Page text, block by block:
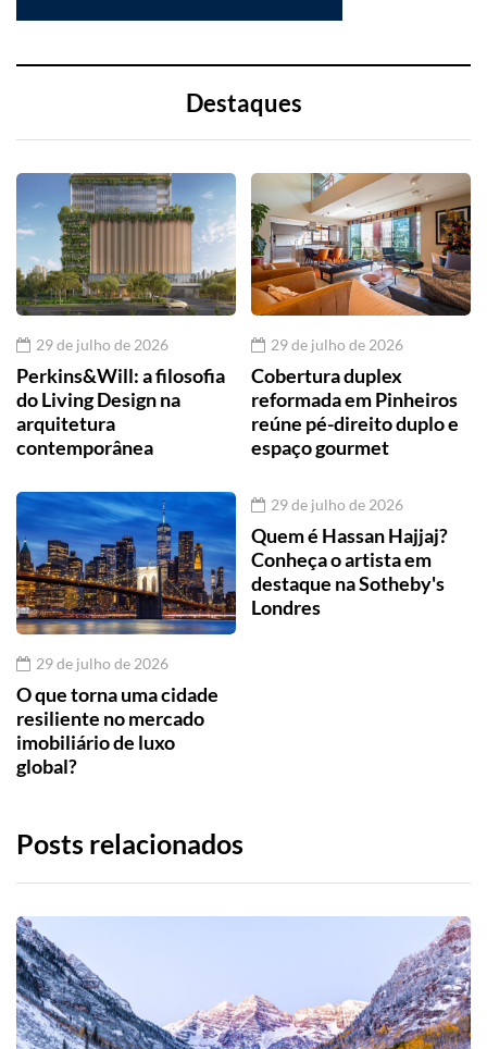
Destaques
29 de julho de 2026
Perkins&Will: a filosofia
do Living Design na
arquitetura
contemporânea
29 de julho de 2026
Cobertura duplex
reformada em Pinheiros
reúne pé-direito duplo e
espaço gourmet
29 de julho de 2026
O que torna uma cidade
resiliente no mercado
imobiliário de luxo
global?
29 de julho de 2026
Quem é Hassan Hajjaj?
Conheça o artista em
destaque na Sotheby's
Londres
Posts relacionados